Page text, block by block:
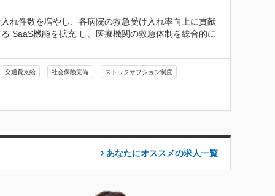
れ件数を増やし、各病院の救急受け入れ率向上に貢献
SaaS機能を拡充 し、医療機関の救急体制を総合的に
交通費支給 社会保険完備 ストックオプション制度
あなたにオススメの求人一覧